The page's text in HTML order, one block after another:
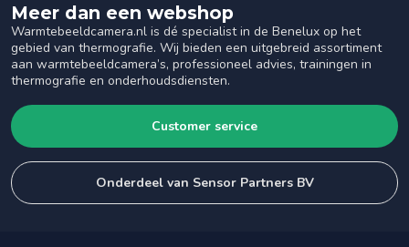
Meer dan een webshop
Warmtebeeldcamera.nl is dé specialist in de Benelux op het
gebied van thermografie. Wij bieden een uitgebreid assortiment
aan warmtebeeldcamera’s, professioneel advies, trainingen in
thermografie en onderhoudsdiensten.
Customer service
Onderdeel van Sensor Partners BV